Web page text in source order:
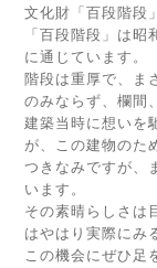
文化財「百段階段
「百段階段」は
に通じています。
階段は重厚で、ま
のみならず、欄間
建築当時に想いを
が、この建物のた
つきなみですが、
います。
その素晴らしさは
はやはり実際にみ
この機会にぜひ足